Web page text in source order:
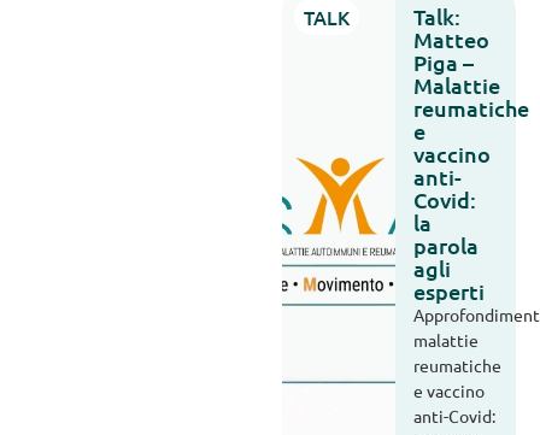
TALK
Talk:
Matteo
Piga –
Malattie
reumatiche
e
vaccino
anti-
Covid:
la
parola
agli
esperti
malattie
reumatiche
e vaccino
anti-Covid: